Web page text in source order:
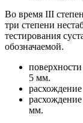
Во время III
три степени
тестирования
обозначаемой.
поверхности
5 мм.
мм.